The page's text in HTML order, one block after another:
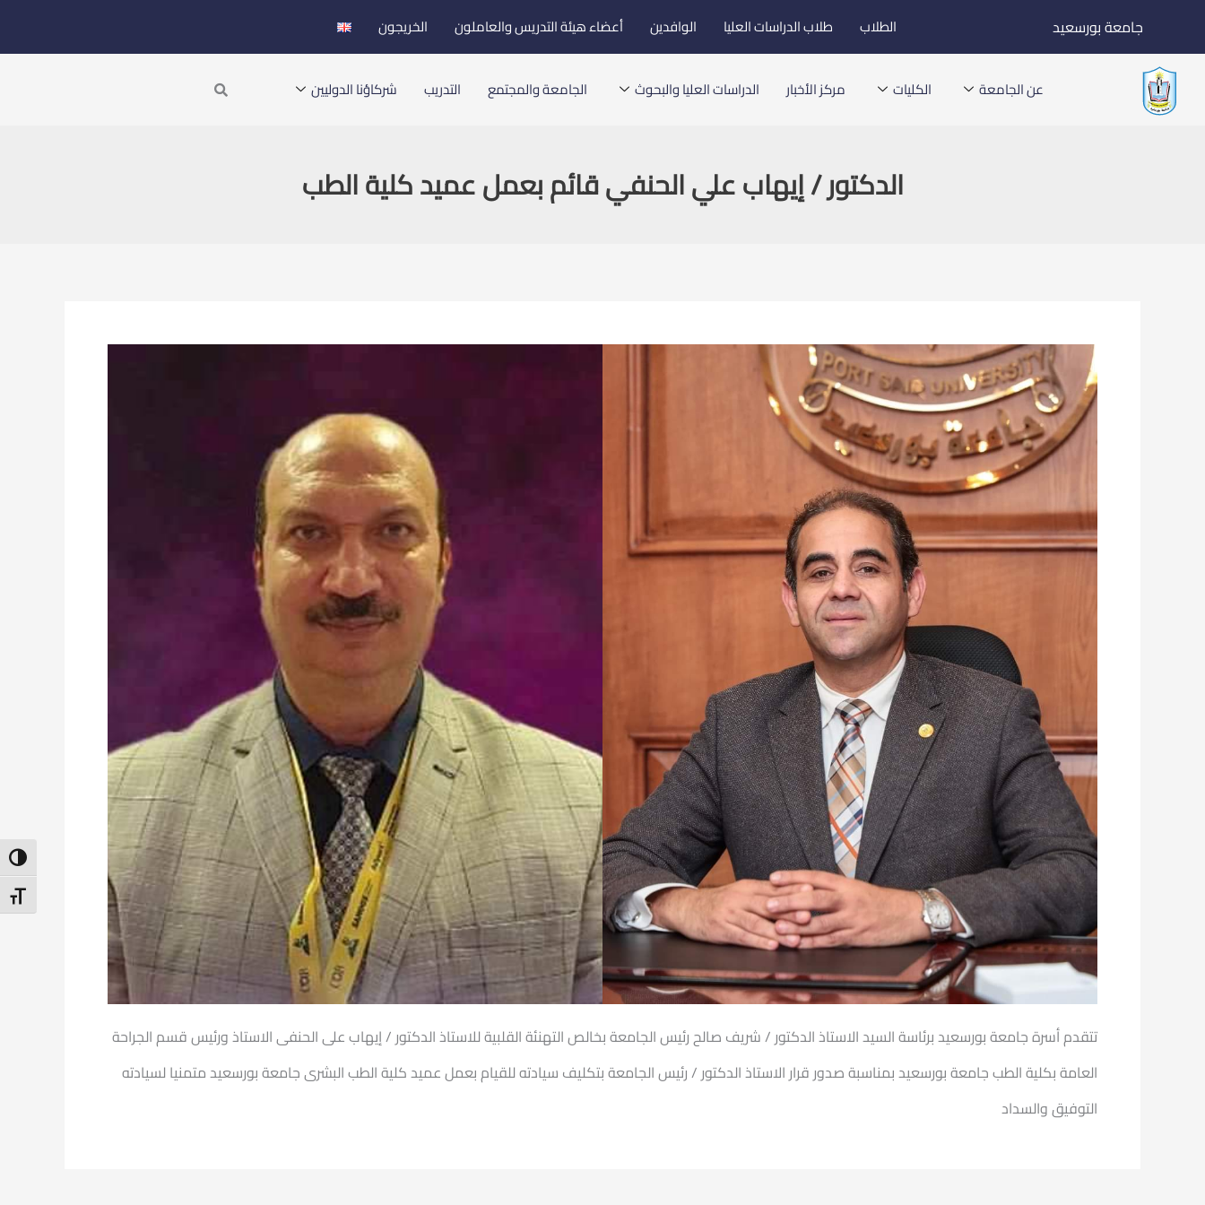
إلى
المحتوى
جامعة بورسعيد الطلاب طلاب الدراسات العليا الوافدين أعضاء هيئة التدريس والعاملون الخريجون
عن الجامعة الكليات مركز الأخبار الدراسات العليا والبحوث الجامعة والمجتمع التدريب شركاؤنا الدوليين Search
الدكتور / إيهاب علي الحنفي قائم بعمل عميد كلية الطب
تتقدم أسرة جامعة بورسعيد برئاسة السيد الاستاذ الدكتور / شريف صالح رئيس الجامعة بخالص التهنئة القلبية للاستاذ الدكتور / إيهاب على الحنفى الاستاذ ورئيس قسم الجراحة
العامة بكلية الطب جامعة بورسعيد بمناسبة صدور قرار الاستاذ الدكتور / رئيس الجامعة بتكليف سيادته للقيام بعمل عميد كلية الطب البشرى جامعة بورسعيد متمنيا لسيادته
التوفيق والسداد